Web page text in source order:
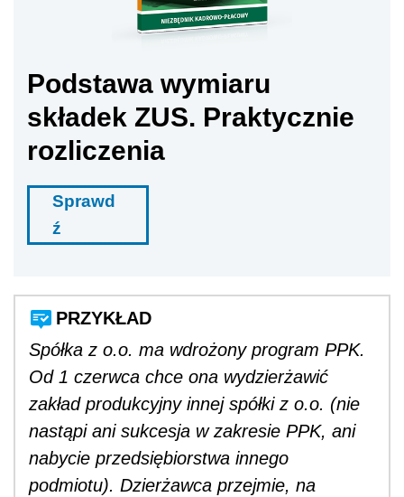
Podstawa wymiaru
składek ZUS. Praktycznie
rozliczenia
Sprawd
ź
PRZYKŁAD
Spółka z o.o. ma wdrożony program PPK.
Od 1 czerwca chce ona wydzierżawić
zakład produkcyjny innej spółki z o.o. (nie
nastąpi ani sukcesja w zakresie PPK, ani
nabycie przedsiębiorstwa innego
podmiotu). Dzierżawca przejmie, na